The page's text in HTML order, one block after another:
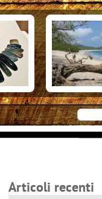
Alloggiare in Costarica
Arrivare in Costarica
Cosa vedere
Attrazioni principali
Ecoturismo
Eventi e appuntamenti
Isole
Parchi Nazionali
Spiagge
Documenti di viaggio
I trasporti interni
Articoli recenti